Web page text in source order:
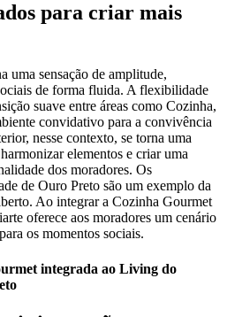
para criar mais
uma sensação de amplitude,
de forma fluida. A flexibilidade
suave entre áreas como Cozinha,
convidativo para a convivência
nesse contexto, se torna uma
elementos e criar uma
dos moradores. Os
de Ouro Preto são um exemplo da
Ao integrar a Cozinha Gourmet
oferece aos moradores um cenário
os momentos sociais.
integrada ao Living do